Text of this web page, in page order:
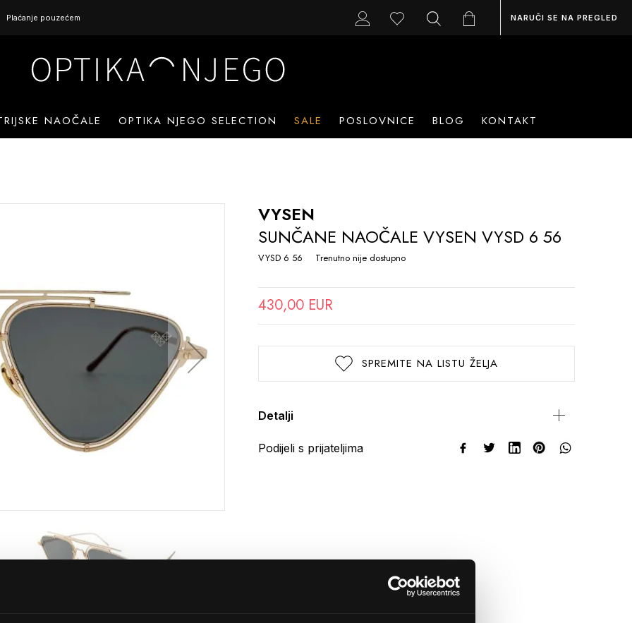
Plaćanje pouzećem NARUČI SE NA PREGLED
NAOČALE OPTIKA NJEGO SELECTION SALE POSLOVNICE BLOG KONTAKT
VYSEN
SUNČANE NAOČALE VYSEN VYSD 6 56
VYSD 6 56 Trenutno nije dostupno
430,00 EUR
SPREMITE NA LISTU ŽELJA
Detalji
Podijeli s prijateljima